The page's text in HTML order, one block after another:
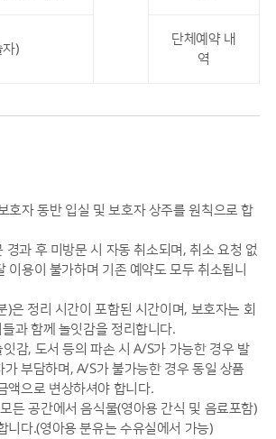
)
단체예약 내
역
호자 동반 입실 및 보호자 상주를 원칙으로 합
경과 후 미방문 시 자동 취소되며, 취소 요청 없
이용이 불가하며 기존 예약도 모두 취소됩니
)은 정리 시간이 포함된 시간이며, 보호자는 회
과 함께 놀잇감을 정리합니다.
감, 도서 등의 파손 시 A/S가 가능한 경우 발
부담하며, A/S가 불가능한 경우 동일 상품
액으로 변상하셔야 합니다.
든 공간에서 음식물(영아용 간식 및 음료포함)
니다.(영아용 분유는 수유실에서 가능)